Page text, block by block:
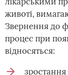
животі,
Звернення до
процес при
відносяться: